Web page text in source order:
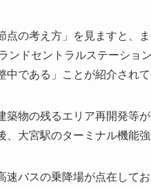
点の考え方」を見ますと、
ンドセントラルステーショ
である」ことが紹介されて
築物の残るエリア再開発等
大宮駅のターミナル機能
速バスの乗降場が点在して